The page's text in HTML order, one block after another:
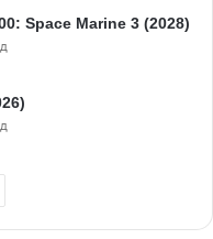
Space Marine 3 (2028)